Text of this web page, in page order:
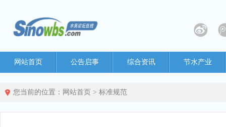
网站首页 公告启事 综合资讯 节水产业
您当前的位置： 网站首页 > 标准规范